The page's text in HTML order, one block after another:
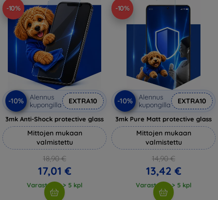
-10%
-10%
Alennus
kupongilla
EXTRA10
3mk Anti-Shock protective glass
Mittojen mukaan
valmistettu
18,90 €
17,01 €
Varastossa > 5 kpl
-10%
-10%
Alennus
kupongilla
EXTRA10
3mk Pure Matt protective glass
Mittojen mukaan
valmistettu
14,90 €
13,42 €
Varastossa > 5 kpl